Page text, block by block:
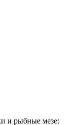
и рыбные мезе: